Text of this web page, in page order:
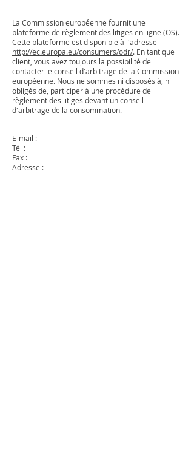
La Commission européenne fournit une
plateforme de règlement des litiges en ligne (OS).
Cette plateforme est disponible à l'adresse
http://ec.europa.eu/consumers/odr/. En tant que
client, vous avez toujours la possibilité de
contacter le conseil d'arbitrage de la Commission
européenne. Nous ne sommes ni disposés à, ni
obligés de, participer à une procédure de
règlement des litiges devant un conseil
d'arbitrage de la consommation.
E-mail :
Tél :
Fax :
Adresse :